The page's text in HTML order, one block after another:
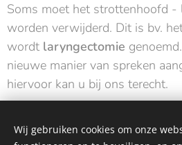
Soms moet het strottenhoofd -
worden verwijderd. Dit is bv.
wordt laryngectomie
nieuwe manier van spreken
hiervoor kan u bij ons terecht.
Wij gebruiken cookies om onze